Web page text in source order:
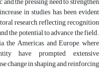
in studies has been evident
research, reflecting recognition
the potential to advance the field.
the Americas, and Europe, where
have prompted extensive
change in shaping and reinforcing